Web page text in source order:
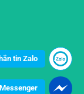
tin Zalo